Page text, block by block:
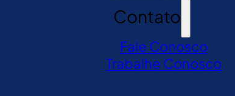
Contato
Fale Conosco
Trabalhe Conosco